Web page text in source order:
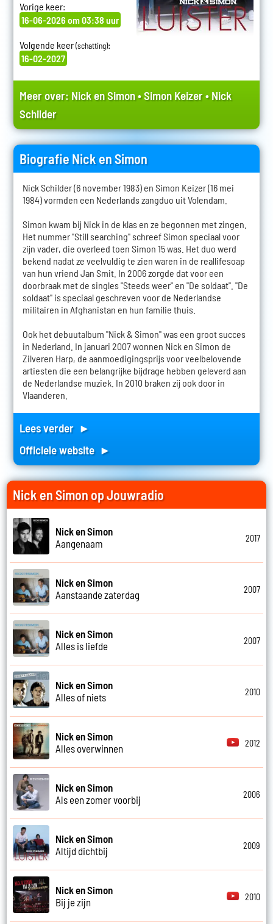
Vorige keer:
16-06-2026 om 03:38 uur
Volgende keer(schatting):
16-02-2027
Meer over: Nick en Simon•Simon Keizer•Nick
Schilder
Biografie Nick en Simon
Nick Schilder (6 november 1983) en Simon Keizer (16 mei
1984) vormden een Nederlands zangduo uit Volendam.
Simon kwam bij Nick in de klas en ze begonnen met zingen.
Het nummer "Still searching" schreef Simon speciaal voor
zijn vader, die overleed toen Simon 15 was. Het duo werd
bekend nadat ze veelvuldig te zien waren in de reallifesoap
van hun vriend Jan Smit. In 2006 zorgde dat voor een
doorbraak met de singles "Steeds weer" en "De soldaat". "De
soldaat" is speciaal geschreven voor de Nederlandse
militairen in Afghanistan en hun familie thuis.
Ook het debuutalbum "Nick & Simon" was een groot succes
in Nederland. In januari 2007 wonnen Nick en Simon de
Zilveren Harp, de aanmoedigingsprijs voor veelbelovende
artiesten die een belangrijke bijdrage hebben geleverd aan
de Nederlandse muziek. In 2010 braken zij ook door in
Vlaanderen.
Lees verder ►
Officiele website ►
Nick en Simon op Jouwradio
Nick en Simon
Aangenaam
2017
Nick en Simon
Aanstaande zaterdag
2007
Nick en Simon
Alles is liefde
2007
Nick en Simon
Alles of niets
2010
Nick en Simon
Alles overwinnen
2012
Nick en Simon
Als een zomer voorbij
2006
Nick en Simon
Altijd dichtbij
2009
Nick en Simon
Bij je zijn
2010